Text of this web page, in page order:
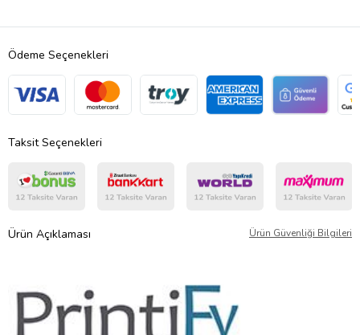
Ödeme Seçenekleri
Taksit Seçenekleri
Ürün Açıklaması Ürün Güvenliği Bilgileri